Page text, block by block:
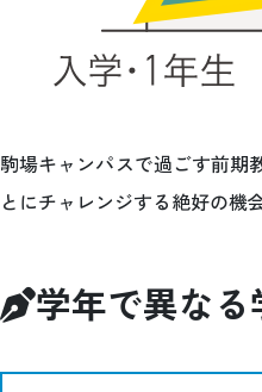
駒場キャンパスで過ごす前期
とにチャレンジする絶好の機
学年で異な